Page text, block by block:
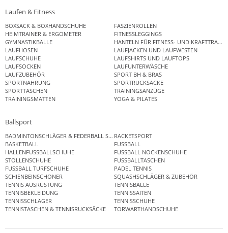
Laufen & Fitness
BOXSACK & BOXHANDSCHUHE
FASZIENROLLEN
HEIMTRAINER & ERGOMETER
FITNESSLEGGINGS
GYMNASTIKBÄLLE
HANTELN FÜR FITNESS- UND
LAUFHOSEN
LAUFJACKEN UND LAUFWESTEN
LAUFSCHUHE
LAUFSHIRTS UND LAUFTOPS
LAUFSOCKEN
LAUFUNTERWÄSCHE
LAUFZUBEHÖR
SPORT BH & BRAS
SPORTNAHRUNG
SPORTRUCKSÄCKE
SPORTTASCHEN
TRAININGSANZÜGE
TRAININGSMATTEN
YOGA & PILATES
Ballsport
BADMINTONSCHLÄGER & FEDERBALL SETSRACKETSPORT
BASKETBALL
FUSSBALL
HALLENFUSSBALLSCHUHE
FUSSBALL NOCKENSCHUHE
STOLLENSCHUHE
FUSSBALLTASCHEN
FUSSBALL TURFSCHUHE
PADEL TENNIS
SCHIENBEINSCHONER
SQUASHSCHLÄGER & ZUBEHÖR
TENNIS AUSRÜSTUNG
TENNISBÄLLE
TENNISBEKLEIDUNG
TENNISSAITEN
TENNISSCHLÄGER
TENNISSCHUHE
TENNISTASCHEN & TENNISRUCKSÄCKE
TORWARTHANDSCHUHE